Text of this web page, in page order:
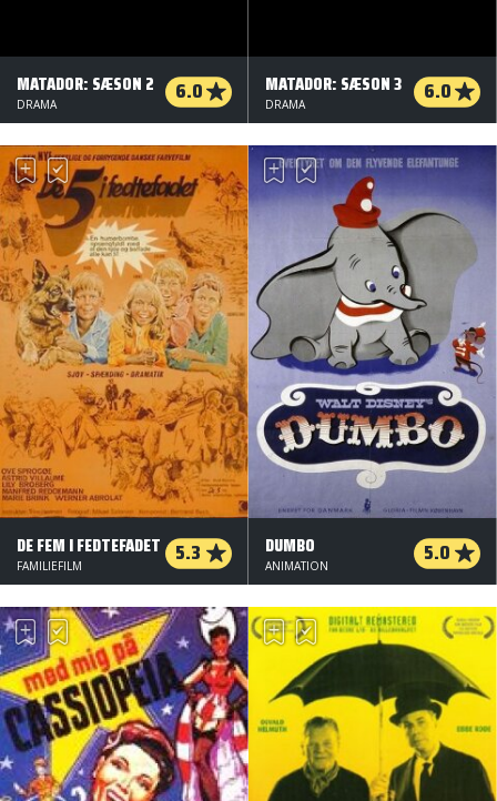
MATADOR: SÆSON 2 6.0
DRAMA
MATADOR: SÆSON 3 6.0
DRAMA
DE FEM I FEDTEFADET 5.3
FAMILIEFILM
DUMBO 5.0
ANIMATION